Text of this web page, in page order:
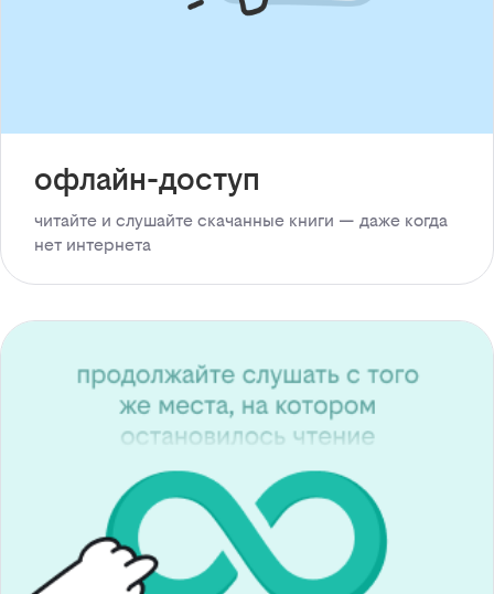
офлайн-доступ
читайте и слушайте скачанные книги — даже когда
нет интернета